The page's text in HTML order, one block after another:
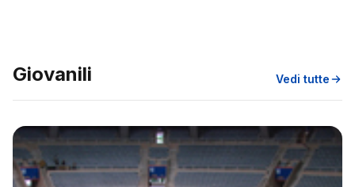
Giovanili Vedi tutte